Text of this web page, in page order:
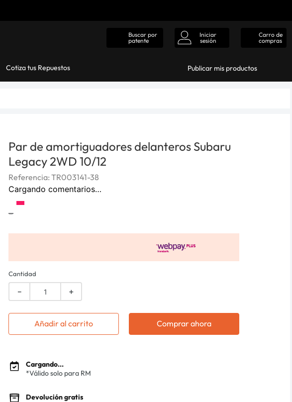
Buscar por
patente
Iniciar
sesión
Carro de
compras
Cotiza tus Repuestos Publicar mis productos
Par de amortiguadores delanteros Subaru
Legacy 2WD 10/12
Referencia: TR003141-38
Cargando comentarios…
-
Cantidad
＋
－
Añadir al carrito Comprar ahora
Cargando...
*Válido solo para RM
Devolución gratis